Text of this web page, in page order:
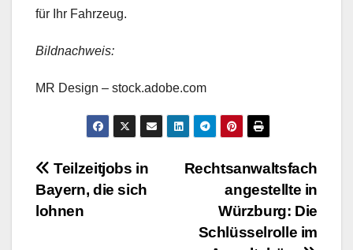
für Ihr Fahrzeug.
Bildnachweis:
MR Design – stock.adobe.com
BeitragsnavigationRechtsanwaltsfach
angestellte in
Würzburg: Die
Schlüsselrolle im
Teilzeitjobs in
Bayern, die sich
lohnen